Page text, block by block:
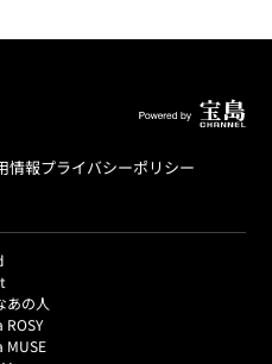
情報プライバシーポリシー
あの人
MUSE